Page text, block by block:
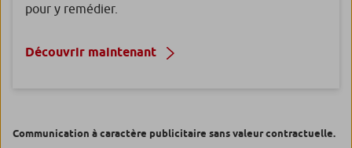
pour y remédier.
Découvrir maintenant
Communication à caractère publicitaire sans valeur contractuelle.